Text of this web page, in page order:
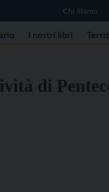
Chi Siamo
I nostri libri
di